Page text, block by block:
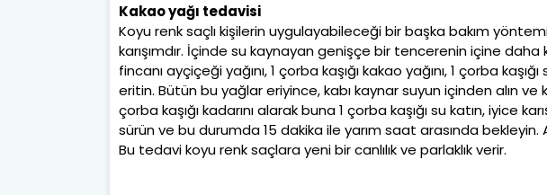
Kakao yağı tedavisi
Koyu renk saçlı kişilerin uygulayabileceği bir başka bakım
karışımdır. İçinde su kaynayan genişçe bir tencerenin içine daha
fincanı ayçiçeği yağını, 1 çorba kaşığı kakao yağını, 1 çorba
eritin. Bütün bu yağlar eriyince, kabı kaynar suyun içinden alın ve
çorba kaşığı kadarını alarak buna 1 çorba kaşığı su katın, iyice
sürün ve bu durumda 15 dakika ile yarım saat arasında bekleyin.
Bu tedavi koyu renk saçlara yeni bir canlılık ve parlaklık verir.